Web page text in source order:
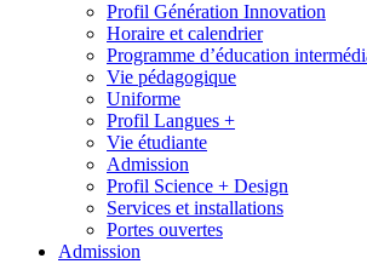
Profil Génération Innovation
Horaire et calendrier
Programme d’éducation
Vie pédagogique
Uniforme
Profil Langues +
Vie étudiante
Admission
Profil Science + Design
Services et installations
Portes ouvertes
Admission